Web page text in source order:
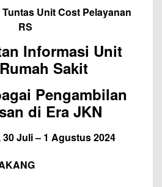
Unit Cost Pelayanan
RS
Informasi Unit
Sakit
Pengambilan
di Era JKN
Juli – 1 Agustus 2024